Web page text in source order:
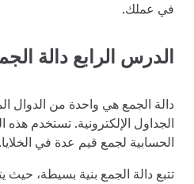
في عملك.
الدرس الرابع دالة
دالة الجمع هي واحدة من الدوال
الجداول الإلكترونية. تستخدم هذه
الحسابية لجمع قيم عدة في الخلايا.
تتبع دالة الجمع بنية بسيطة، حيث